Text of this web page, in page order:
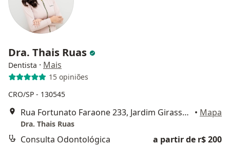
Dra. Thais Ruas
Dentista · Mais
15 opiniões
CRO/SP - 130545
Rua Fortunato Faraone 233, Jardim Girassol, Americana • Mapa
Dra. Thais Ruas
Consulta Odontológica
a partir de r$ 200